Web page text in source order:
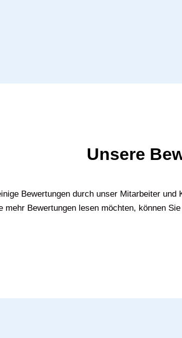
Unsere
Bewertungen durch unser Mitarbeiter
mehr Bewertungen lesen möchten, können